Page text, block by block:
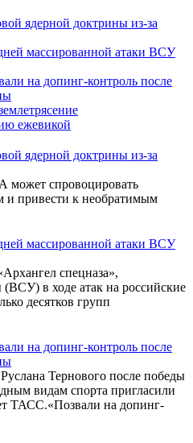
ядерной доктрины из-за
массированной атаки ВСУ
на допинг-контроль после
ежевикой
ядерной доктрины из-за
может спровоцировать
и привести к необратимым
массированной атаки ВСУ
спецназа»,
в ходе атак на российские
десятков групп
на допинг-контроль после
Тернового после победы
видам спорта пригласили
ТАСС.«Позвали на допинг-